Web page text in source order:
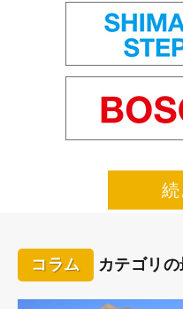
自然の景色からガラッ
航空隊基地跡。旧日本
知らなかったので驚いた
霞ヶ浦一周のルート上
これがなまずを使ったハ
なまずと聞くと一瞬どう
続
コラム カテゴリ